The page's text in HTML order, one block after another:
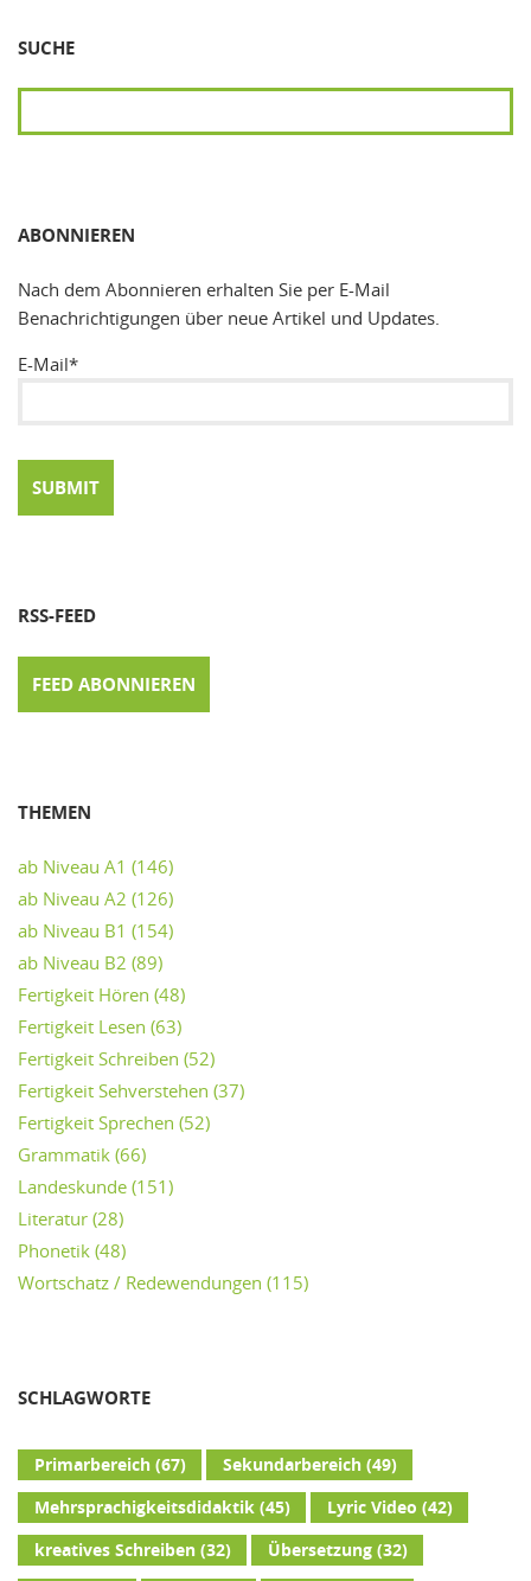
SUCHE
ABONNIEREN
Nach dem Abonnieren erhalten Sie per E-Mail
Benachrichtigungen über neue Artikel und Updates.
E-Mail*
RSS-FEED
FEED ABONNIEREN
THEMEN
ab Niveau A1 (146)
ab Niveau A2 (126)
ab Niveau B1 (154)
ab Niveau B2 (89)
Fertigkeit Hören (48)
Fertigkeit Lesen (63)
Fertigkeit Schreiben (52)
Fertigkeit Sehverstehen (37)
Fertigkeit Sprechen (52)
Grammatik (66)
Landeskunde (151)
Literatur (28)
Phonetik (48)
Wortschatz / Redewendungen (115)
SCHLAGWORTE
Primarbereich(67) Sekundarbereich(49)
Mehrsprachigkeitsdidaktik(45) Lyric Video (42)
kreatives Schreiben(32) Übersetzung(32)